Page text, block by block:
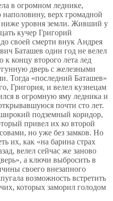
в огромном леднике,
наполовину, верх громадной
ниже уровня земли. Живший у
кучер Григорий
до своей смерти внук Андрея
Баташев один год не велел
к концу второго лета лед
дверь с железными
Тогда «последний Баташев»
Григория, и велел кузнецам
в огромную яму ледника и
почти сто лет.
подземный коридор,
привел их ко второй
но уже без замков. Но
их, как «на барина страх
велел сейчас же заново
а ключи выбросить в
своего внезапного
возможность встретить
которых заморил голодом